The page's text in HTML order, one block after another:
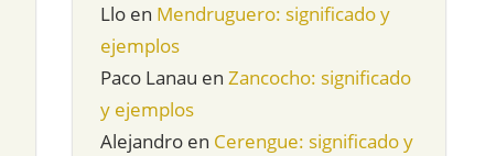
Llo en Mendruguero: significado y
ejemplos
Paco Lanau enZancocho: significado
y ejemplos
Alejandro en Cerengue: significado y